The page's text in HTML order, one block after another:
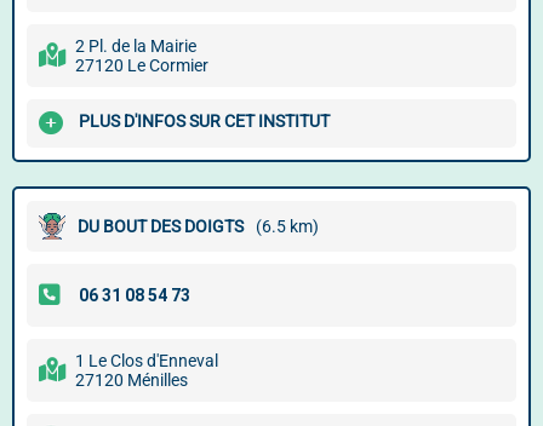
2 Pl. de la Mairie
27120 Le Cormier
PLUS D'INFOS SUR CET INSTITUT
DU BOUT DES DOIGTS (6.5 km)
1 Le Clos d'Enneval
27120 Ménilles